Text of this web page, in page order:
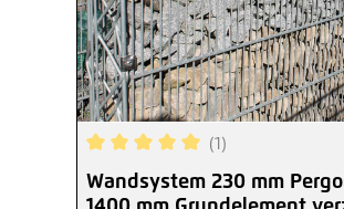
Durchschnittliche Bewertung
(1)
Wandsystem 230 mm